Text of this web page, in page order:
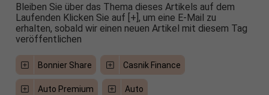
Bleiben Sie über das Thema dieses Artikels auf dem
Laufenden Klicken Sie auf [+], um eine E-Mail zu
erhalten, sobald wir einen neuen Artikel mit diesem Tag
veröffentlichen
Bonnier Share Casnik Finance
Auto Premium Auto